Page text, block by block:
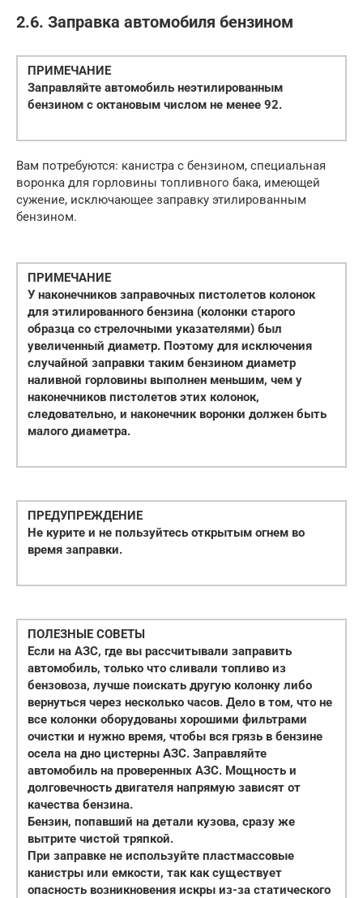
2.6. Заправка автомобиля бензином
ПРИМЕЧАНИЕ
Заправляйте автомобиль неэтилированным
бензином с октановым числом не менее 92.
Вам потребуются: канистра с бензином, специальная
воронка для горловины топливного бака, имеющей
сужение, исключающее заправку этилированным
бензином.
ПРИМЕЧАНИЕ
У наконечников заправочных пистолетов колонок
для этилированного бензина (колонки старого
образца со стрелочными указателями) был
увеличенный диаметр. Поэтому для исключения
случайной заправки таким бензином диаметр
наливной горловины выполнен меньшим, чем у
наконечников пистолетов этих колонок,
следовательно, и наконечник воронки должен быть
малого диаметра.
ПРЕДУПРЕЖДЕНИЕ
Не курите и не пользуйтесь открытым огнем во
время заправки.
ПОЛЕЗНЫЕ СОВЕТЫ
Если на АЗС, где вы рассчитывали заправить
автомобиль, только что сливали топливо из
бензовоза, лучше поискать другую колонку либо
вернуться через несколько часов. Дело в том, что не
все колонки оборудованы хорошими фильтрами
очистки и нужно время, чтобы вся грязь в бензине
осела на дно цистерны АЗС. Заправляйте
автомобиль на проверенных АЗС. Мощность и
долговечность двигателя напрямую зависят от
качества бензина.
Бензин, попавший на детали кузова, сразу же
вытрите чистой тряпкой.
При заправке не используйте пластмассовые
канистры или емкости, так как существует
опасность возникновения искры из-за статического